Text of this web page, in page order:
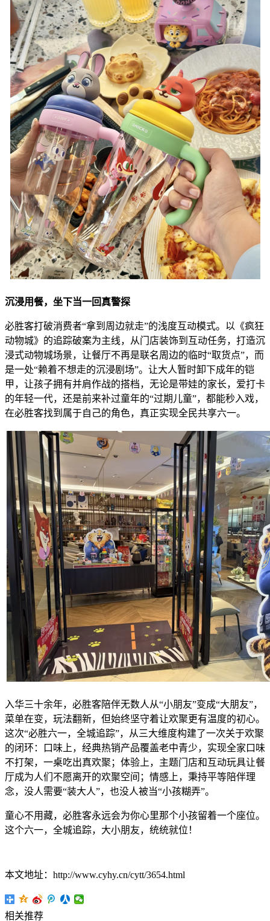
沉浸用餐，坐下当一回真警探
必胜客打破消费者“拿到周边就走”的浅度互动模式。以《疯狂
动物城》的追踪破案为主线，从门店装饰到互动任务，打造沉
浸式动物城场景，让餐厅不再是联名周边的临时“取货点”，而
是一处“赖着不想走的沉浸剧场”。让大人暂时卸下成年的铠
甲，让孩子拥有并肩作战的搭档，无论是带娃的家长，爱打卡
的年轻一代，还是前来补过童年的“过期儿童”，都能秒入戏，
在必胜客找到属于自己的角色，真正实现全民共享六一。
入华三十余年，必胜客陪伴无数人从“小朋友”变成“大朋友”，
菜单在变，玩法翻新，但始终坚守着让欢聚更有温度的初心。
这次“必胜六一，全城追踪”，从三大维度构建了一次关于欢聚
的闭环：口味上，经典热销产品覆盖老中青少，实现全家口味
不打架，一桌吃出真欢聚；体验上，主题门店和互动玩具让餐
厅成为人们不愿离开的欢聚空间；情感上，秉持平等陪伴理
念，没人需要“装大人”，也没人被当“小孩糊弄”。
童心不用藏，必胜客永远会为你心里那个小孩留着一个座位。
这个六一，全城追踪，大小朋友，统统就位！
本文地址：http://www.cyhy.cn/cytt/3654.html
相关推荐